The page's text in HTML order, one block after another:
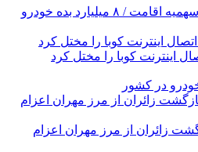
کاسبی خارج‌نشین‌ها با سهمیه اقامت / ۸ میلیارد بده خودرو
اینترنت کوبا را مختل کرد
زائران از مرز مهران اعزام